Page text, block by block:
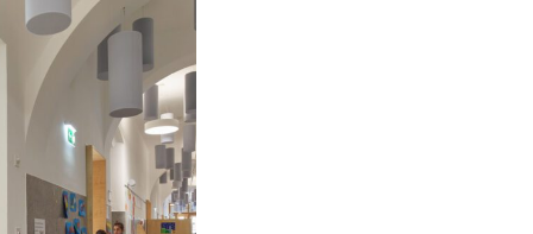
Informiert bleiben
Presse
Mosaik
Expertenwissen